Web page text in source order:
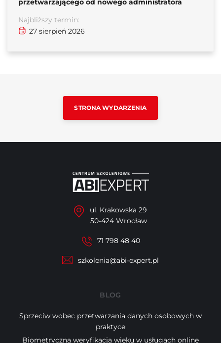
przetwarzającego od nowego administratora
Najbliższy termin:
27 sierpień 2026
STRONA WYDARZENIA
ul. Krakowska 29
50-424 Wrocław
71 798 48 40
szkolenia@abi-expert.pl
BLOG
Sprzeciw wobec przetwarzania danych osobowych w
praktyce
Biometryczna weryfikacja wieku w usługach online